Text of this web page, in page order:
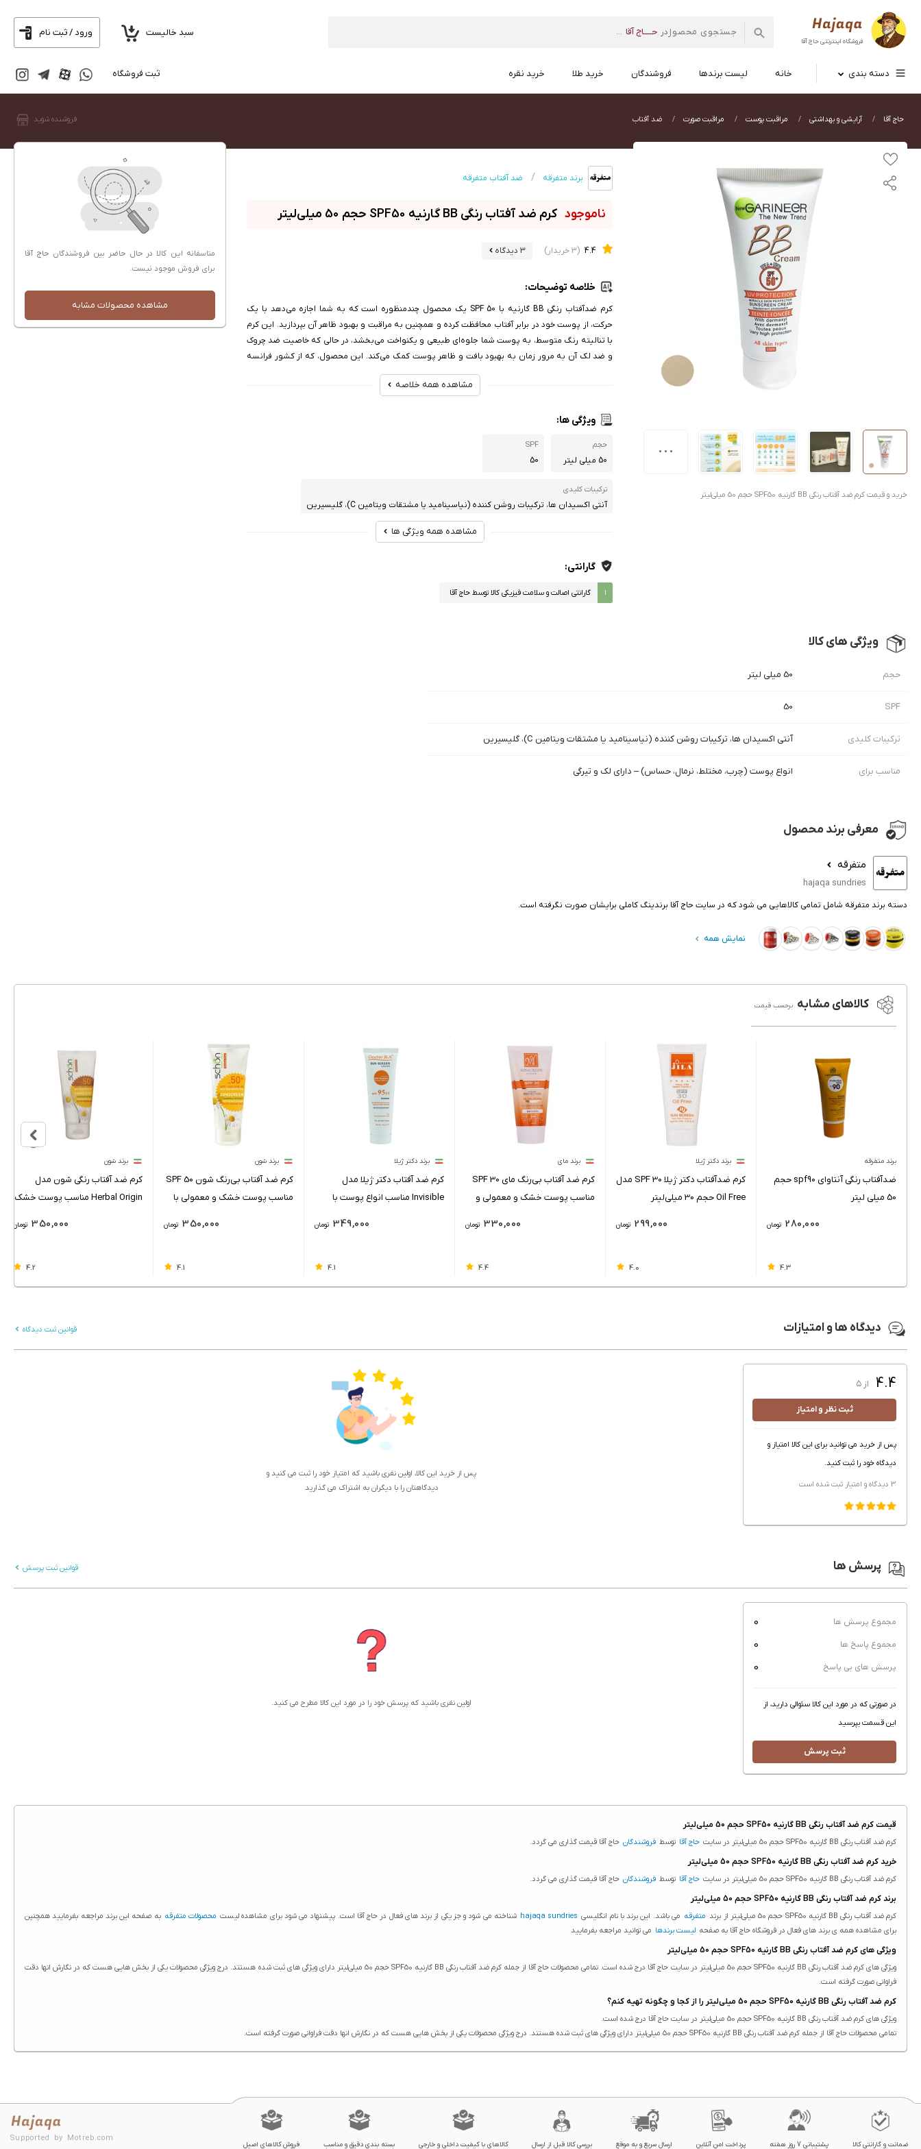
ورود / ثبت نام سبد خالیست
فروشگاه اینترنتیحاج آقا
در حــــاج آقا ...
دسته بندی خانه لیست برندها فروشندگان خرید طلا خرید نقره ثبت فروشگاه
حاج آقا آرایشی و بهداشتی مراقبت پوست مراقبت صورت ضد آفتاب فروشنده شوید
خرید و قیمت کرم ضد آفتاب رنگی BB گارنیه SPF50 حجم 50 میلی‌لیتر
متاسفانه این کالا در حال حاضر بین فروشندگان حاج آقا
برای فروش موجود نیست.
مشاهده محصولات مشابه
برند متفرقه ضد آفتاب متفرقه
کرم ضد آفتاب رنگی BB گارنیه SPF50 حجم 50 میلی‌لیتر
4.4 (3 خریدار) 3 دیدگاه
خلاصه توضیحات:
کرم ضدآفتاب رنگی BB گارنیه با SPF 50 یک محصول چندمنظوره است که به شما اجازه می‌دهد با یک
حرکت، از پوست خود در برابر آفتاب محافظت کرده و همچنین به مراقبت و بهبود ظاهر آن بپردازید. این کرم
با تنالیته رنگ متوسط، به پوست شما جلوه‌ای طبیعی و یکنواخت می‌بخشد، در حالی که خاصیت ضد چروک
و ضد لک آن به مرور زمان به بهبود بافت و ظاهر پوست کمک می‌کند. این محصول، که از کشور فرانسه
مشاهده همه خلاصه
ویژگی ها:
حجم
50 میلی لیتر
SPF
50
ترکیبات کلیدی
آنتی اکسیدان ها، ترکیبات روشن کننده (نیاسینامید یا مشتقات ویتامین C)، گلیسیرین
مشاهده همه ویژگی ها
گارانتی:
۱ گارانتی اصالت و سلامت فیزیکی کالا توسط حاج آقا
ویژگی های کالا
حجم 50 میلی لیتر
SPF
50
ترکیبات کلیدی آنتی اکسیدان ها، ترکیبات روشن کننده (نیاسینامید یا مشتقات ویتامین C)، گلیسیرین
مناسب برای انواع پوست (چرب، مختلط، نرمال، حساس) – دارای لک و تیرگی
معرفی برند محصول
متفرقه
hajaqa sundries
دسته برند متفرقه شامل تمامی کالاهایی می شود که در سایت حاج آقا برندینگ کاملی برایشان صورت نگرفته است.
نمایش همه
کالاهای مشابه برحسب قیمت
برند متفرقه
ضدآفتاب رنگی آنتاوای spf90 حجم
50 میلی لیتر
تومان 280,000
4.3
برند دکتر ژیلا
کرم ضدآفتاب دکتر ژیلا SPF 30 مدل
Oil Free حجم 30 میلی‌لیتر
تومان 299,000
4.0
برند مای
کرم ضد آفتاب بی‌رنگ مای SPF 30
مناسب پوست خشک و معمولی و
تومان 330,000
4.4
برند دکتر ژیلا
کرم ضد آفتاب دکتر ژیلا مدل
Invisible مناسب انواع پوست با
تومان 349,000
4.1
برند شون
کرم ضد آفتاب بی‌رنگ شون SPF 50
مناسب پوست خشک و معمولی با
تومان 350,000
4.1
برند شون
کرم ضد آفتاب رنگی شون مدل
Herbal Origin مناسب پوست خشک
تومان 350,000
4.2
دیدگاه ها و امتیازات قوانین ثبت دیدگاه
4.4 از ۵
3 دیدگاه و امتیاز ثبت شده است
پس از خرید می توانید برای این کالا امتیاز و
دیدگاه خود را ثبت کنید.
ثبت نظر و امتیاز
پس از خرید این کالا، اولین نفری باشید که امتیاز خود را ثبت می کنید و
دیدگاهتان را با دیگران به اشتراک می گذارید
پرسش ها قوانین ثبت پرسش
مجموع پرسش ها 0
مجموع پاسخ ها 0
پرسش های بی پاسخ 0
در صورتی که در مورد این کالا سئوالی دارید، از
این قسمت بپرسید
ثبت پرسش
اولین نفری باشید که پرسش خود را در مورد این کالا مطرح می کنید.
قیمت کرم ضد آفتاب رنگی BB گارنیه SPF50 حجم 50 میلی‌لیتر
کرم ضد آفتاب رنگی BB گارنیه SPF50 حجم 50 میلی‌لیتر در سایت حاج آقا توسط فروشندگان حاج آقا قیمت گذاری می گردد.
خرید کرم ضد آفتاب رنگی BB گارنیه SPF50 حجم 50 میلی‌لیتر
کرم ضد آفتاب رنگی BB گارنیه SPF50 حجم 50 میلی‌لیتر در سایت حاج آقا توسط فروشندگان حاج آقا قیمت گذاری می گردد.
برند کرم ضد آفتاب رنگی BB گارنیه SPF50 حجم 50 میلی‌لیتر
کرم ضد آفتاب رنگی BB گارنیه SPF50 حجم 50 میلی‌لیتر از برند متفرقه می باشد. این برند با نام انگلیسی hajaqa sundries شناخته می شود و جز یکی از برند های فعال در حاج آقا است. پیشنهاد می شود برای مشاهده لیست محصولات متفرقه به صفحه این برند مراجعه بفرمایید همچنین
برای مشاهده همه ی برند های فعال در فروشگاه حاج آقا به صفحه لیست برندها می توانید مراجعه بفرمایید
ویژگی های کرم ضد آفتاب رنگی BB گارنیه SPF50 حجم 50 میلی‌لیتر
ویژگی های کرم ضد آفتاب رنگی BB گارنیه SPF50 حجم 50 میلی‌لیتر در سایت حاج آقا درج شده است. تمامی محصولات حاج آقا از جمله کرم ضد آفتاب رنگی BB گارنیه SPF50 حجم 50 میلی‌لیتر دارای ویژگی های ثبت شده هستند. درج ویژگی محصولات یکی از بخش هایی هست که در نگارش انها دقت
فراوانی صورت گرفته است.
کرم ضد آفتاب رنگی BB گارنیه SPF50 حجم 50 میلی‌لیتر را از کجا و چگونه تهیه کنم؟
ویژگی های کرم ضد آفتاب رنگی BB گارنیه SPF50 حجم 50 میلی‌لیتر در سایت حاج آقا درج شده است.
تمامی محصولات حاج آقا از جمله کرم ضد آفتاب رنگی BB گارنیه SPF50 حجم 50 میلی‌لیتر دارای ویژگی های ثبت شده هستند. درج ویژگی محصولات یکی از بخش هایی هست که در نگارش انها دقت فراوانی صورت گرفته است.
ضمانت و گارانتی کالا پشتیبانی 7 روز هفته پرداخت امن آنلاین ارسال سریع و به موقع بررسی کالا قبل از ارسال کالاهای با کیفیت داخلی و خارجی بسته بندی دقیق و مناسب فروش کالاهای اصیل
Supported by Motreb.com